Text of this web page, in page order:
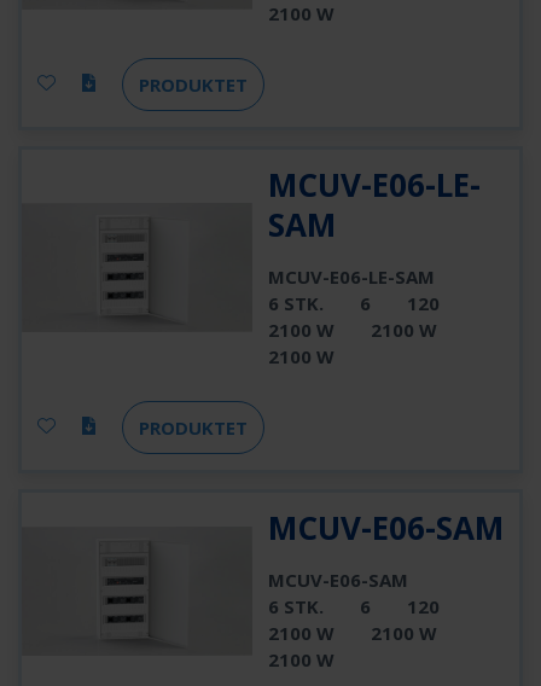
2100 W
PRODUKTET
MCUV-E06-LE-
SAM
MCUV-E06-LE-SAM
6 STK.
6
120
2100 W
2100 W
2100 W
PRODUKTET
MCUV-E06-SAM
MCUV-E06-SAM
6 STK.
6
120
2100 W
2100 W
2100 W